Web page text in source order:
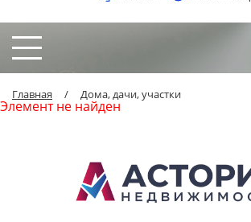
Главная / Дома, дачи, участки
Элемент не найден